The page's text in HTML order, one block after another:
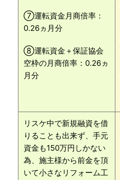
⑦運転資金月商倍率：
0.26ヵ月分
⑧運転資金＋保証協会
空枠の月商倍率：0.26ヵ
月分
リスケ中で新規融資を借
りることも出来ず、手元
資金も150万円しかない
為、施主様から前金を頂
いて小さなリフォーム工